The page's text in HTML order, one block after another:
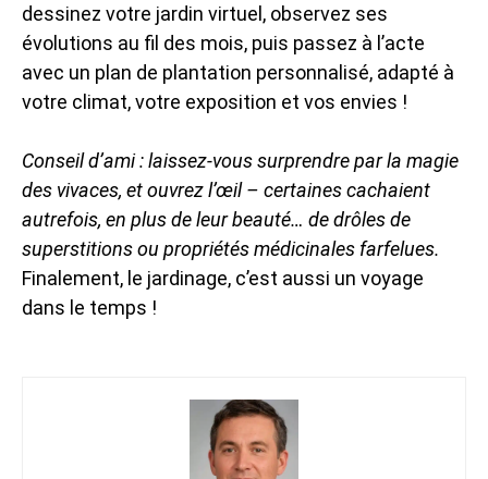
dessinez votre jardin virtuel, observez ses
évolutions au fil des mois, puis passez à l’acte
avec un plan de plantation personnalisé, adapté à
votre climat, votre exposition et vos envies !
Conseil d’ami : laissez-vous surprendre par la magie
des vivaces, et ouvrez l’œil – certaines cachaient
autrefois, en plus de leur beauté… de drôles de
superstitions ou propriétés médicinales farfelues.
Finalement, le jardinage, c’est aussi un voyage
dans le temps !